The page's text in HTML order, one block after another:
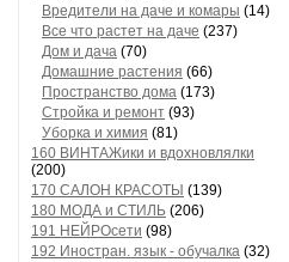
Вредители на даче и комары (14)
Все что растет на даче (237)
Дом и дача (70)
Домашние растения (66)
Пространство дома (173)
Стройка и ремонт (93)
Уборка и химия (81)
160 ВИНТАЖики и вдохновлялки
(200)
170 САЛОН КРАСОТЫ (139)
180 МОДА и СТИЛЬ (206)
191 НЕЙРОсети (98)
192 Иностран. язык - обучалка (32)